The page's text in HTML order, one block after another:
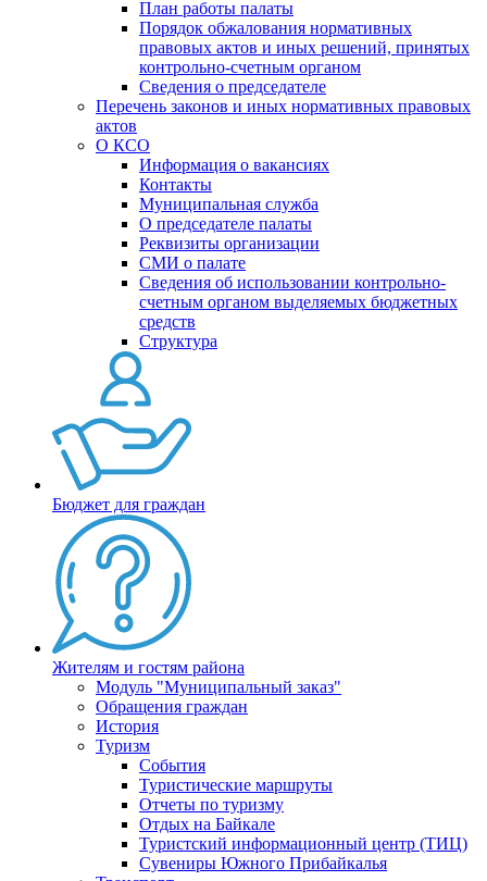
План работы палаты
Порядок обжалования нормативных
правовых актов и иных решений, принятых
контрольно-счетным органом
Сведения о председателе
Перечень законов и иных нормативных правовых
актов
О КСО
Информация о вакансиях
Контакты
Муниципальная служба
О председателе палаты
Реквизиты организации
СМИ о палате
Сведения об использовании контрольно-
счетным органом выделяемых бюджетных
средств
Структура
Бюджет для граждан
Жителям и гостям района
Модуль "Муниципальный заказ"
Обращения граждан
История
Туризм
События
Туристические маршруты
Отчеты по туризму
Отдых на Байкале
Туристский информационный центр (ТИЦ)
Сувениры Южного Прибайкалья